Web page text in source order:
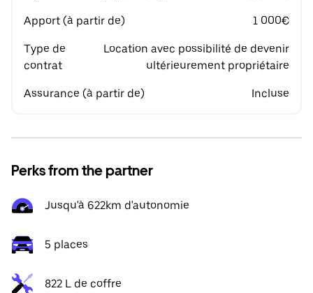
Apport (à partir de) 1 000€
Type de
contrat
Location avec possibilité de devenir
ultérieurement propriétaire
Assurance (à partir de) Incluse
Perks from the partner
Jusqu'à 622km d'autonomie
5 places
822 L de coffre